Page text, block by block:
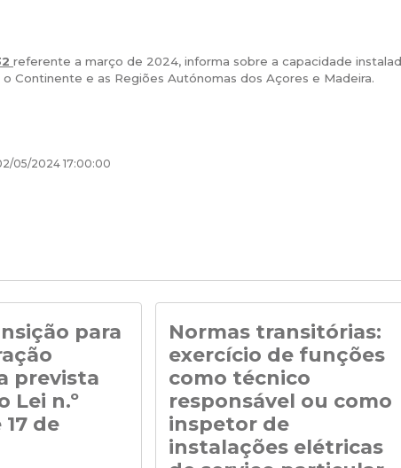
referente a março de 2024, informa sobre a capacidade
o Continente e as Regiões Autónomas dos Açores e Madeira.
05/2024 17:00:00
para
prevista
Lei n.º
17 de
Normas transitórias:
exercício de funções
como técnico
responsável ou como
inspetor de
instalações elétricas